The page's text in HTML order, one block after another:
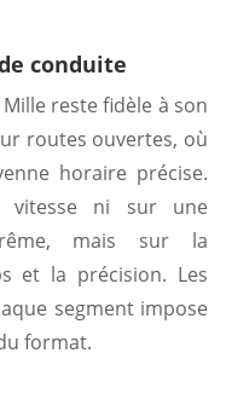
conduite
reste fidèle à son
routes ouvertes, où
horaire précise.
vitesse ni sur une
mais sur la
et la précision. Les
segment impose
format.